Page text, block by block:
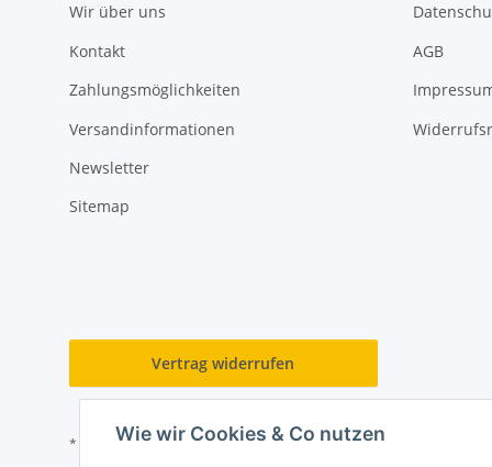
Wie wir Cookies & Co nutzen
Wir über uns
Kontakt
Zahlungsmöglichkeiten
Versandinformationen
Newsletter
Sitemap
AGB
Vertrag widerrufen
* Alle Preise inkl. gesetzlicher USt., zzgl. Versand